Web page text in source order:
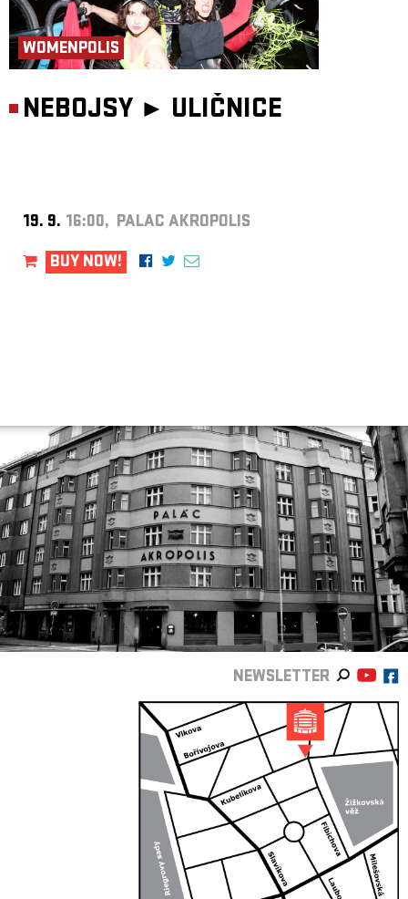
WOMENPOLIS
NEBOJSY ► ULIČNICE
19. 9. 16:00, PALAC AKROPOLIS
BUY NOW!
NEWSLETTER